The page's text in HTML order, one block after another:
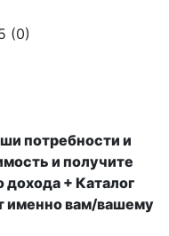
(0)
потребности и
и получите
+ Каталог
именно вам/вашему